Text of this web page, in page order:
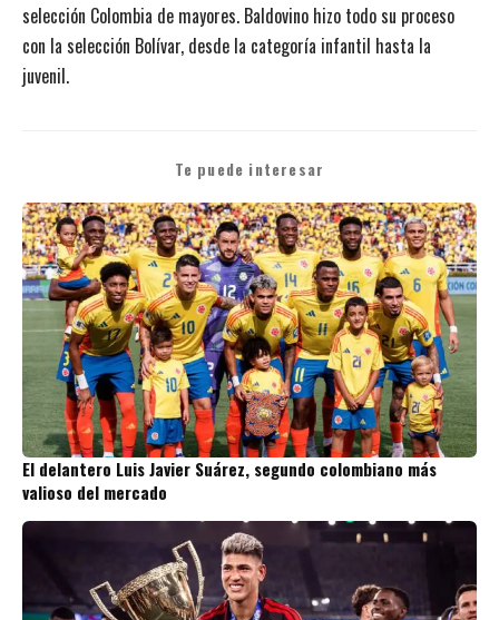
selección Colombia de mayores. Baldovino hizo todo su proceso
con la selección Bolívar, desde la categoría infantil hasta la
juvenil.
Te puede interesar
El delantero Luis Javier Suárez, segundo colombiano más
valioso del mercado